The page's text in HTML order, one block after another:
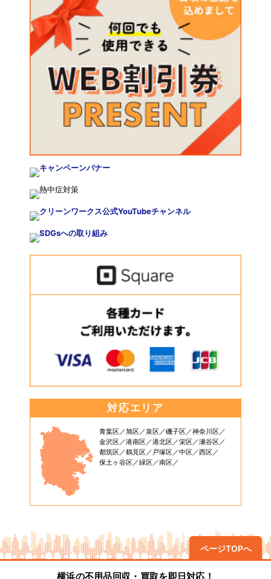
対応エリア
青葉区 旭区 泉区 磯子区
神奈川区
金沢区
港南区 港北区 栄区
瀬谷区
都筑区
鶴見区 戸塚区 中区
西区
保土ヶ谷区
緑区 南区
ページTOPへ
横浜の不用品回収・買取を即日対応！